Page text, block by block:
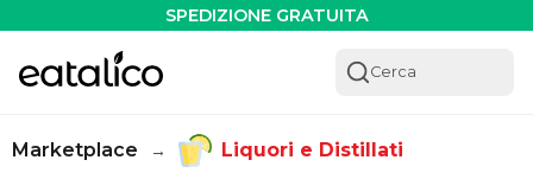
SPEDIZIONE GRATUITA
Cerca
Marketplace → Liquori e Distillati
Liquore Artigianale al Pistacchio e Caramello "Frastuca"